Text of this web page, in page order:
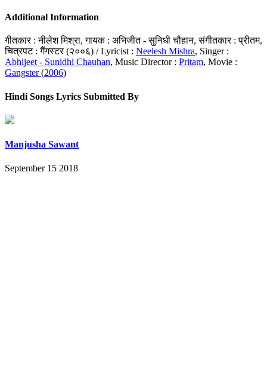
Additional Information
गीतकार : नीलेश मिश्रा, गायक : अभिजीत - सुनिधी चौहान, संगीतकार : प्रीतम,
चित्रपट : गैंगस्टर (२००६) / Lyricist : Neelesh Mishra, Singer :
Abhijeet - Sunidhi Chauhan, Music Director : Pritam, Movie :
Gangster(2006)
Hindi Songs Lyrics Submitted By
Manjusha Sawant
September 15 2018